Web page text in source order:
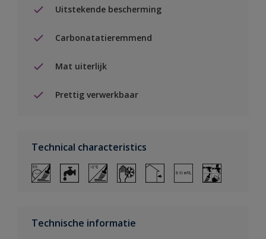
Uitstekende bescherming
Carbonatatieremmend
Mat uiterlijk
Prettig verwerkbaar
Technical characteristics
Technische informatie